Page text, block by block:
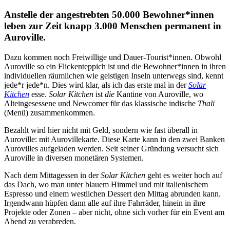
Anstelle der angestrebten 50.000 Bewohner*innen
leben zur Zeit knapp 3.000 Menschen permanent in
Auroville.
Dazu kommen noch Freiwillige und Dauer-Tourist*innen. Obwohl
Auroville so ein Flickenteppich ist und die Bewohner*innen in ihren
individuellen räumlichen wie geistigen Inseln unterwegs sind, kennt
jede*r jede*n. Dies wird klar, als ich das erste mal in derSolar
Kitchen esse. Solar Kitchen ist die Kantine von Auroville, wo
Alteingesessene und Newcomer für das klassische indische Thali
(Menü) zusammenkommen.
Bezahlt wird hier nicht mit Geld, sondern wie fast überall in
Auroville: mit Aurovillekarte. Diese Karte kann in den zwei Banken
Aurovilles aufgeladen werden. Seit seiner Gründung versucht sich
Auroville in diversen monetären Systemen.
Nach dem Mittagessen in derSolar Kitchen geht es weiter hoch auf
das Dach, wo man unter blauem Himmel und mit italienischem
Espresso und einem westlichen Dessert den Mittag abrunden kann.
Irgendwann hüpfen dann alle auf ihre Fahrräder, hinein in ihre
Projekte oder Zonen – aber nicht, ohne sich vorher für ein Event am
Abend zu verabreden.